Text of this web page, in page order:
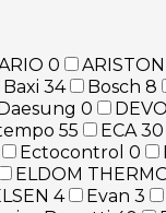
0 ARISTON
Baxi 34 Bosch 8
Daesung 0
55 ECA30
Ectocontrol 0
ELDOM
4 Evan 3